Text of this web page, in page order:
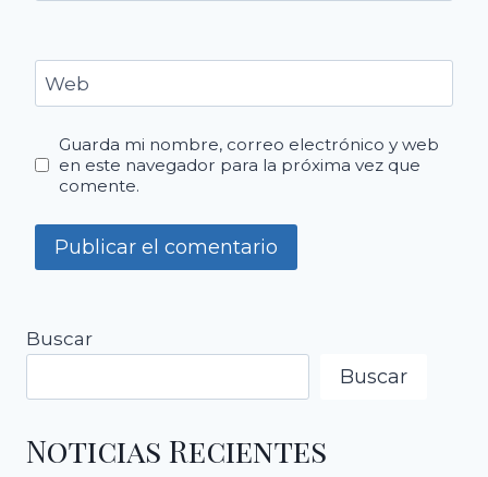
Web
Guarda mi nombre, correo electrónico y web
en este navegador para la próxima vez que
comente.
Buscar
Buscar
Noticias Recientes